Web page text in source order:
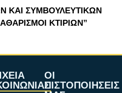
ΚΑΙ ΣΥΜΒΟΥΛΕΥΤΙΚΩΝ
ΚΤΙΡΙΩΝ”
ΟΙ
ΠΙΣΤΟΠΟΙΗΣΕΙΣ